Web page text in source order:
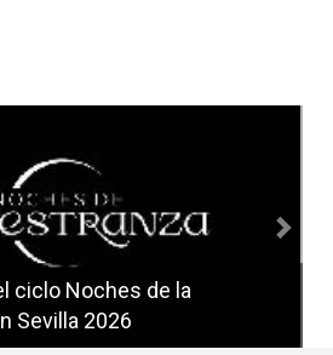
ciclo Noches de la
Sevilla 2026
ciclo Candlelight en